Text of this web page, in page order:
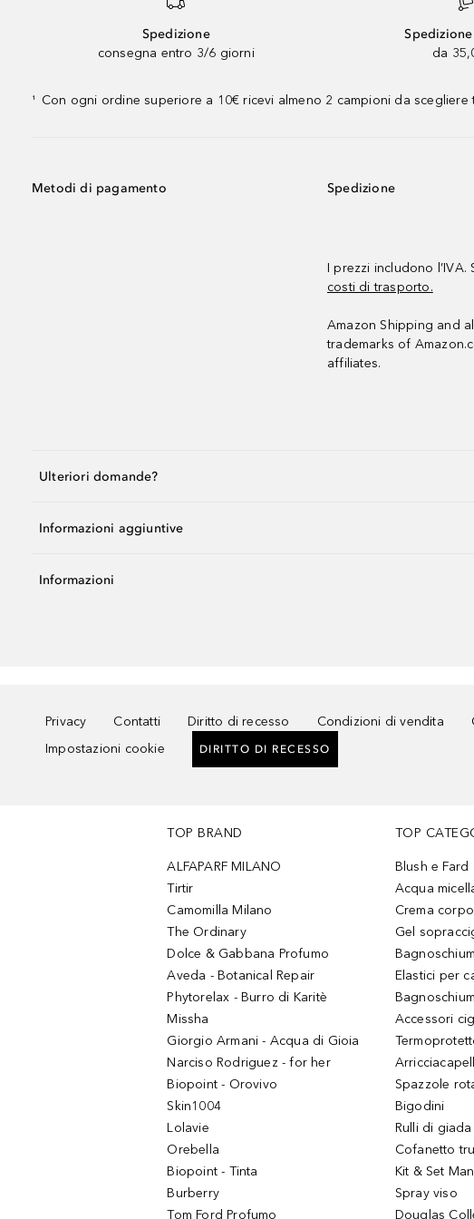
Spedizione
consegna entro 3/6 giorni
da
¹ Con ogni ordine superiore a 10€ ricevi almeno 2 campioni da
Metodi di pagamento Spedizione
I prezzi includono
costi di trasporto.
Amazon Shipping and
trademarks of
affiliates.
Ulteriori domande?
Informazioni aggiuntive
Informazioni
Privacy Contatti Diritto di recesso Condizioni di vendita
Impostazioni cookie
DIRITTO DI RECESSO
TOP BRAND
ALFAPARF MILANO
Tirtir
Camomilla Milano
The Ordinary
Dolce & Gabbana Profumo
Aveda - Botanical Repair
Phytorelax - Burro di Karitè
Missha
Giorgio Armani - Acqua di Gioia
Narciso Rodriguez - for her
Biopoint - Orovivo
Skin1004
Lolavie
Orebella
Biopoint - Tinta
Burberry
Tom Ford Profumo
TOP
Blush e Fard
Acqua
Crema
Gel
Elastici per
Accessori
Spazzole
Bigodini
Rulli di
Cofanetto
Kit & Set
Spray viso
Douglas